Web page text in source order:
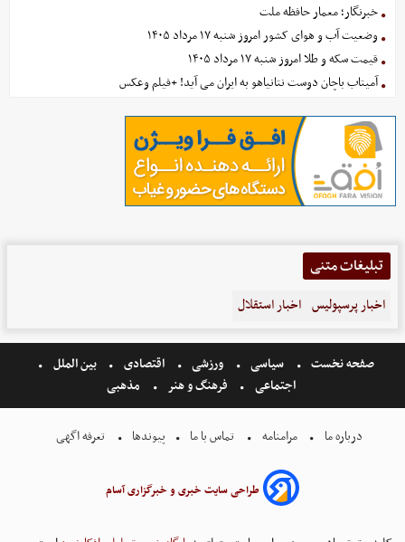
خبرنگار؛ معمار حافظه ملت
وضعیت آب و هوای کشور امروز شنبه ۱۷ مرداد ۱۴۰۵
قیمت سکه و طلا امروز شنبه ۱۷ مرداد ۱۴۰۵
آمیتاب باچان دوست نتانیاهو به ایران می آید! +فیلم وعکس
تبلیغات متنی
اخبار پرسپولیس اخبار استقلال
صفحه نخست سیاسی ورزشی اقتصادی
بین الملل
اجتماعی
فرهنگ و هنر مذهبی
درباره ما مرامنامه تماس با ما پیوندها تعرفه اگهی
طراحی سایت خبری و خبرگزاری آسام